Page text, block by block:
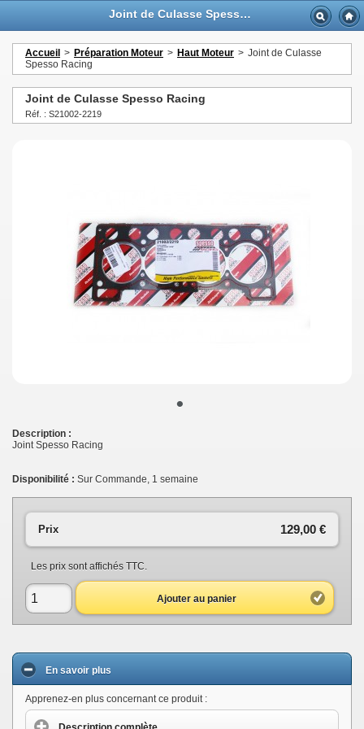
Joint de Culasse Spesso Racing - GTTurbo-online
Accueil > Préparation Moteur > Haut Moteur > Joint de Culasse
Spesso Racing
Joint de Culasse Spesso Racing
Réf. : S21002-2219
•
Description :
Joint Spesso Racing
Disponibilité : Sur Commande, 1 semaine
129,00 €
Prix
Les prix sont affichés TTC.
Ajouter au panier
En savoir plus
Apprenez-en plus concernant ce produit :